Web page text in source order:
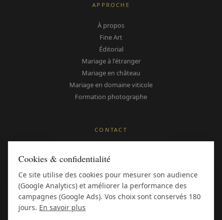
APPROCHE
À propos
Fine Art
Éditorial
Mariage à l'étranger
Mariage en château
Mariage en domaine viticole
Formation photographe
CONTACT
Instagram
Pinterest
Avis Google
Style Me Pretty
Cookies & confidentialité
Ce site utilise des cookies pour mesurer son audience
(Google Analytics) et améliorer la performance des
campagnes (Google Ads). Vos choix sont conservés 180
jours. En savoir plus